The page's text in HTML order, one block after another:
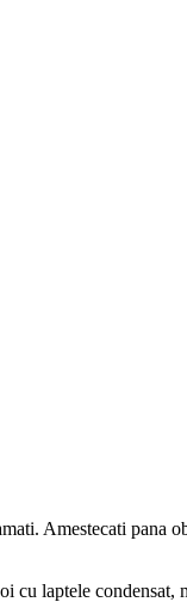
Amestecati
cu laptele